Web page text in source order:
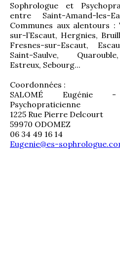
Sophrologue et
entre Saint-Amand-les-
Communes aux alentours :
sur-l’Escaut, Hergnies,
Fresnes-sur-Escaut,
Saint-Saulve,
Estreux, Sebourg...
Coordonnées :
SALOMÉ Eugénie
Psychopraticienne
1225 Rue Pierre Delcourt
59970 ODOMEZ
06 34 49 16 14
Eugenie@es-